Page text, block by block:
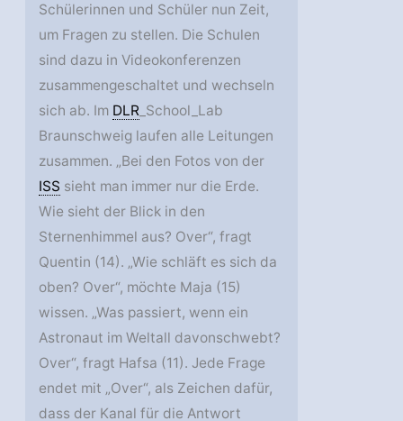
Schülerinnen und Schüler nun Zeit,
um Fragen zu stellen. Die Schulen
sind dazu in Videokonferenzen
zusammengeschaltet und wechseln
sich ab. Im DLR _School_Lab
Braunschweig laufen alle Leitungen
zusammen. „Bei den Fotos von der
ISS sieht man immer nur die Erde.
Wie sieht der Blick in den
Sternenhimmel aus? Over“, fragt
Quentin (14). „Wie schläft es sich da
oben? Over“, möchte Maja (15)
wissen. „Was passiert, wenn ein
Astronaut im Weltall davonschwebt?
Over“, fragt Hafsa (11). Jede Frage
endet mit „Over“, als Zeichen dafür,
dass der Kanal für die Antwort